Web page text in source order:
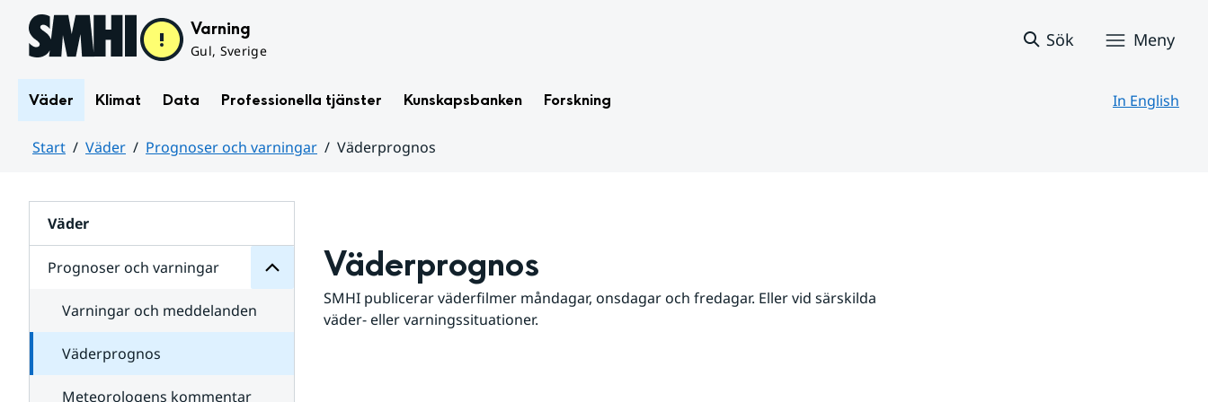
Hoppa till sidans innehåll Varning
Gul, Sverige
Sök Meny
Väder Klimat Data Professionella tjänster Kunskapsbanken Forskning In English
Start Väder Prognoser och varningar
Väderprognos
Väder
Prognoser och varningar
för
varningar
Varningar och meddelanden
Väderprognos
Meteorologens kommentar
Väderprognos
SMHI publicerar väderfilmer måndagar, onsdagar och fredagar. Eller vid särskilda
väder- eller varningssituationer.